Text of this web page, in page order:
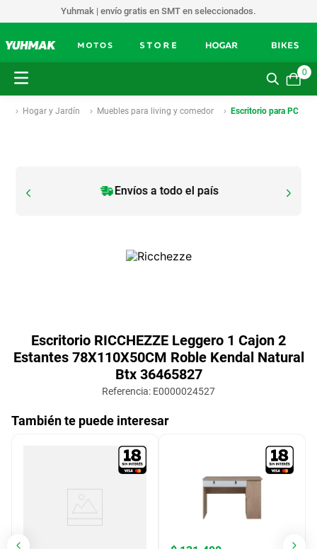
Yuhmak | envío gratis en SMT en seleccionados.
0
Hogar y Jardín Muebles para living y comedor Escritorio para PC
Envíos a todo el país
Escritorio RICCHEZZE Leggero 1 Cajon 2
Estantes 78X110X50CM Roble Kendal Natural
Btx 36465827
Referencia: E0000024527
También te puede interesar